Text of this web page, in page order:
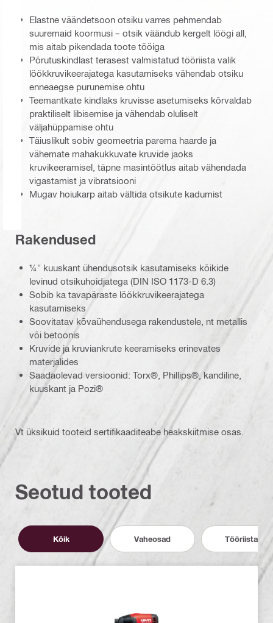
Elastne väändetsoon otsiku varres pehmendab
suuremaid koormusi – otsik väändub kergelt löögi all,
mis aitab pikendada toote tööiga
Põrutuskindlast terasest valmistatud tööriista valik
löökkruvikeerajatega kasutamiseks vähendab otsiku
enneaegse purunemise ohtu
Teemantkate kindlaks kruvisse asetumiseks kõrvaldab
praktiliselt libisemise ja vähendab oluliselt
väljahüppamise ohtu
Täiuslikult sobiv geomeetria parema haarde ja
vähemate mahakukkuvate kruvide jaoks
kruvikeeramisel, täpne masintöötlus aitab vähendada
vigastamist ja vibratsiooni
Mugav hoiukarp aitab vältida otsikute kadumist
Rakendused
¼" kuuskant ühendusotsik kasutamiseks kõikide
levinud otsikuhoidjatega (DIN ISO 1173-D 6.3)
Sobib ka tavapäraste löökkruvikeerajatega
kasutamiseks
Soovitatav kõvaühendusega rakendustele, nt metallis
või betoonis
Kruvide ja kruviankrute keeramiseks erinevates
materjalides
Saadaolevad versioonid: Torx®, Phillips®, kandiline,
kuuskant ja Pozi®
Vt üksikuid tooteid sertifikaaditeabe heakskiitmise osas.
Seotud tooted
Kõik Vaheosad Tööriistad